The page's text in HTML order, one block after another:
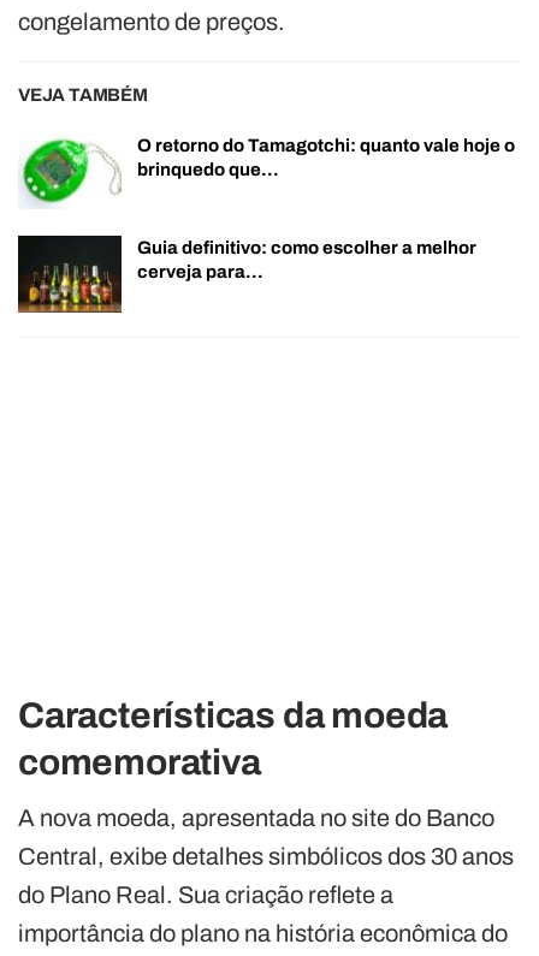
congelamento de preços.
VEJA TAMBÉM
O retorno do Tamagotchi: quanto vale hoje o
brinquedo que…
Guia definitivo: como escolher a melhor
cerveja para…
Características da moeda
comemorativa
A nova moeda, apresentada no site do Banco
Central, exibe detalhes simbólicos dos 30 anos
do Plano Real. Sua criação reflete a
importância do plano na história econômica do